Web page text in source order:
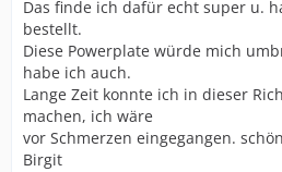
Das finde ich dafür echt super u.
bestellt.
Diese Powerplate würde mich
habe ich auch.
Lange Zeit konnte ich in dieser
machen, ich wäre
vor Schmerzen eingegangen.
Birgit